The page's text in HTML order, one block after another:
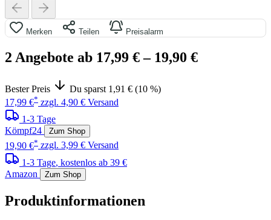
Merken Teilen Preisalarm
2 Angebote ab 17,99 €– 19,90 €
Bester Preis
Du sparst 1,91 € (10 %)
17,99 €* zzgl. 4,90 € Versand
1-3 Tage
Kömpf24
Zum Shop
19,90 €* zzgl. 3,99 € Versand
1-3 Tage, kostenlos ab 39 €
Amazon
Zum Shop
Produktinformationen